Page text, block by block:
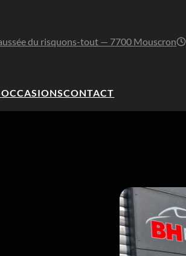
du risquons-tout — 7700 Mouscron
OCCASIONSCONTACT